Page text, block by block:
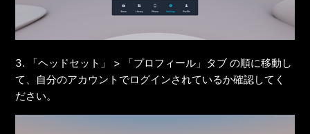
3. 「ヘッドセット」 > 「プロフィール」タブ の順に移動し
て、自分のアカウントでログインされているか確認してく
ださい。